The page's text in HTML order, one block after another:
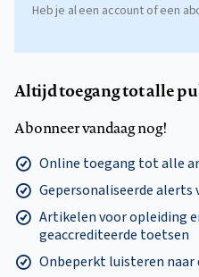
Heb je al een account of een
Altijd toegang tot alle
Abonneer vandaag nog!
Online toegang tot alle
Gepersonaliseerde alerts
Artikelen voor opleiding
geaccrediteerde toetsen
Onbeperkt luisteren naar